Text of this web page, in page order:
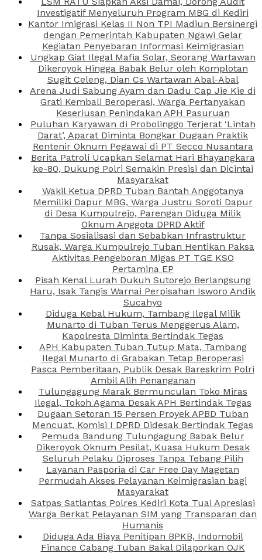
Investigatif Menyeluruh Program MBG di Kediri
Kantor Imigrasi Kelas II Non TPI Madiun Bersinergi
dengan Pemerintah Kabupaten Ngawi Gelar
Kegiatan Penyebaran Informasi Keimigrasian
Ungkap Giat Ilegal Mafia Solar, Seorang Wartawan
Dikeroyok Hingga Babak Belur oleh Komplotan
Sugit Celeng, Dian Cs Wartawan Abal-Abal
Arena Judi Sabung Ayam dan Dadu Cap Jie Kie di
Grati Kembali Beroperasi, Warga Pertanyakan
Keseriusan Penindakan APH Pasuruan
Puluhan Karyawan di Probolinggo Terjerat ‘Lintah
Darat’, Aparat Diminta Bongkar Dugaan Praktik
Rentenir Oknum Pegawai di PT Secco Nusantara
Berita Patroli Ucapkan Selamat Hari Bhayangkara
ke-80, Dukung Polri Semakin Presisi dan Dicintai
Masyarakat
Wakil Ketua DPRD Tuban Bantah Anggotanya
Memiliki Dapur MBG, Warga Justru Soroti Dapur
di Desa Kumpulrejo, Parengan Diduga Milik
Oknum Anggota DPRD Aktif
Tanpa Sosialisasi dan Sebabkan Infrastruktur
Rusak, Warga Kumpulrejo Tuban Hentikan Paksa
Aktivitas Pengeboran Migas PT TGE KSO
Pertamina EP
Pisah Kenal Lurah Dukuh Sutorejo Berlangsung
Haru, Isak Tangis Warnai Perpisahan Isworo Andik
Sucahyo
Diduga Kebal Hukum, Tambang Ilegal Milik
Munarto di Tuban Terus Menggerus Alam,
Kapolresta Diminta Bertindak Tegas
APH Kabupaten Tuban Tutup Mata, Tambang
Ilegal Munarto di Grabakan Tetap Beroperasi
Pasca Pemberitaan, Publik Desak Bareskrim Polri
Ambil Alih Penanganan
Tulungagung Marak Bermunculan Toko Miras
Ilegal, Tokoh Agama Desak APH Bertindak Tegas
Dugaan Setoran 15 Persen Proyek APBD Tuban
Mencuat, Komisi I DPRD Didesak Bertindak Tegas
Pemuda Bandung Tulungagung Babak Belur
Dikeroyok Oknum Pesilat, Kuasa Hukum Desak
Seluruh Pelaku Diproses Tanpa Tebang Pilih
Layanan Pasporia di Car Free Day Magetan
Permudah Akses Pelayanan Keimigrasian bagi
Masyarakat
Satpas Satlantas Polres Kediri Kota Tuai Apresiasi
Warga Berkat Pelayanan SIM yang Transparan dan
Humanis
Diduga Ada Biaya Penitipan BPKB, Indomobil
Finance Cabang Tuban Bakal Dilaporkan OJK